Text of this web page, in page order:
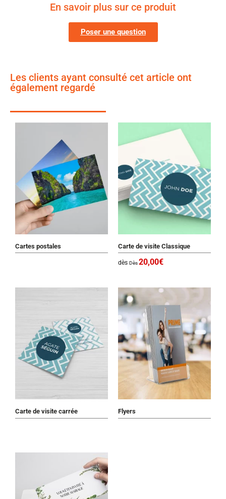
En savoir plus sur ce produit
Poser une question
Les clients ayant consulté cet article ont
également regardé
Cartes postales Carte de visite Classique
dès Dès20,00€
Carte de visite carrée Flyers